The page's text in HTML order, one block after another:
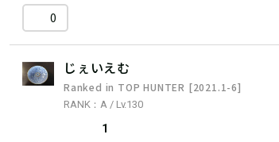
0
じぇいえむ
Ranked in TOP HUNTER [2021.1-6]
RANK：A / Lv.130
1